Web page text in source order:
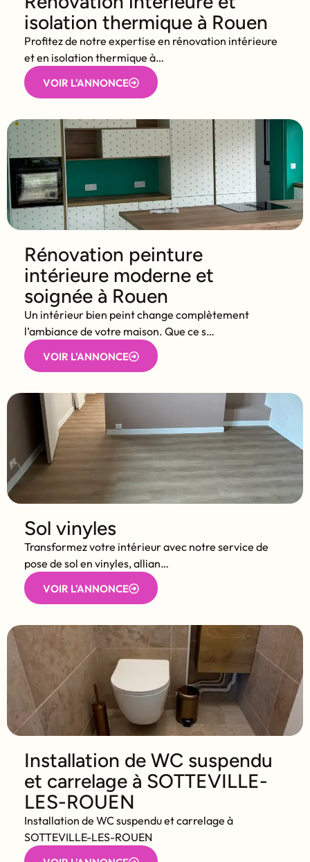
isolation thermique à Rouen
Profitez de notre expertise en rénovation intérieure
et en isolation thermique à…
VOIR L'ANNONCE
Rénovation peinture
intérieure moderne et
soignée à Rouen
Un intérieur bien peint change complètement
l’ambiance de votre maison. Que ce s…
VOIR L'ANNONCE
Sol vinyles
Transformez votre intérieur avec notre service de
pose de sol en vinyles, allian…
VOIR L'ANNONCE
Installation de WC suspendu
et carrelage à SOTTEVILLE-
LES-ROUEN
Installation de WC suspendu et carrelage à
SOTTEVILLE-LES-ROUEN